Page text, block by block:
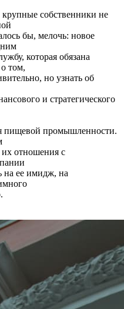
собственники не
бы, мелочь: новое
которая обязана
том,
но узнать об
и стратегического
пищевой промышленности.
их отношения с
на ее имидж, на